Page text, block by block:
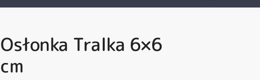
Osłonka Tralka 6×6
cm